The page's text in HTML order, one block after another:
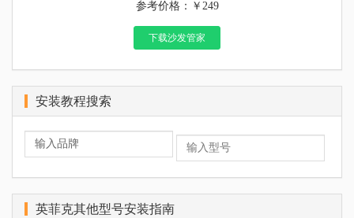
参考价格：￥249
下载沙发管家
安装教程搜索
英菲克其他型号安装指南